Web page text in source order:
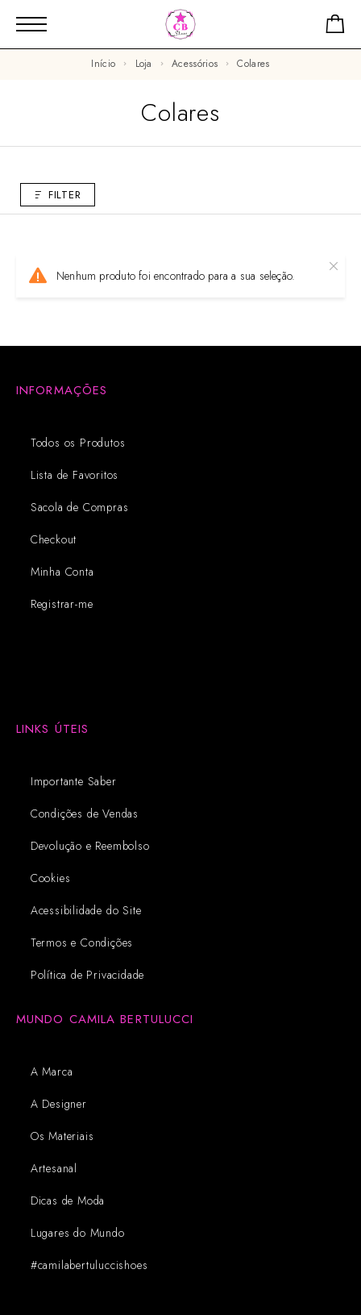
Início Loja Acessórios Colares
Colares
FILTER
Nenhum produto foi encontrado para a sua seleção.
INFORMAÇÕES
Todos os Produtos
Lista de Favoritos
Sacola de Compras
Checkout
Minha Conta
Registrar-me
LINKS ÚTEIS
Importante Saber
Condições de Vendas
Devolução e Reembolso
Cookies
Acessibilidade do Site
Termos e Condições
Política de Privacidade
MUNDO CAMILA BERTULUCCI
A Marca
A Designer
Os Materiais
Artesanal
Dicas de Moda
Lugares do Mundo
#camilabertuluccishoes